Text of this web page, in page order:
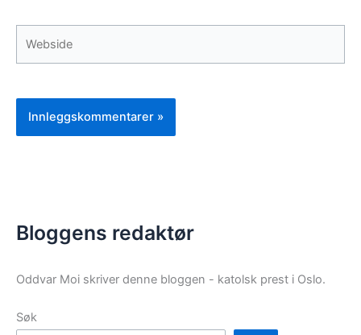
Bloggens redaktør
Oddvar Moi skriver denne bloggen - katolsk prest i Oslo.
Søk